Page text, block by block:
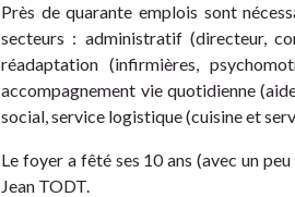
Près de quarante emplois sont
secteurs : administratif (directeur,
réadaptation (infirmières,
accompagnement vie quotidienne
social, service logistique (cuisine et
Le foyer a fêté ses 10 ans (avec un
Jean TODT.